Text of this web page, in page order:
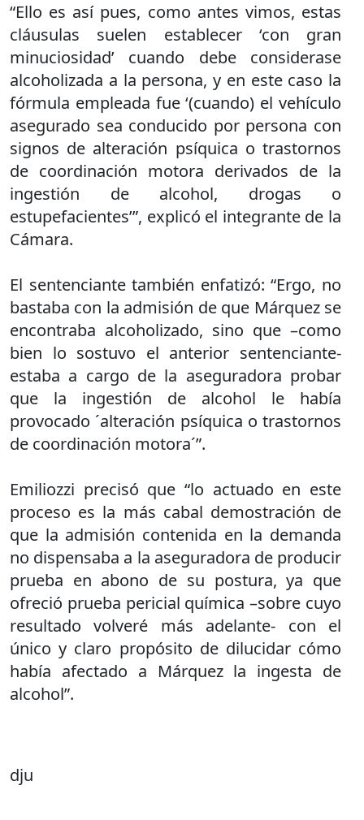
“Ello es así pues, como antes vimos, estas
cláusulas suelen establecer ‘con gran
minuciosidad’ cuando debe considerase
alcoholizada a la persona, y en este caso la
fórmula empleada fue ‘(cuando) el vehículo
asegurado sea conducido por persona con
signos de alteración psíquica o trastornos
de coordinación motora derivados de la
ingestión de alcohol, drogas o
estupefacientes’”, explicó el integrante de la
Cámara.
El sentenciante también enfatizó: “Ergo, no
bastaba con la admisión de que Márquez se
encontraba alcoholizado, sino que –como
bien lo sostuvo el anterior sentenciante-
estaba a cargo de la aseguradora probar
que la ingestión de alcohol le había
provocado ´alteración psíquica o trastornos
de coordinación motora´”.
Emiliozzi precisó que “lo actuado en este
proceso es la más cabal demostración de
que la admisión contenida en la demanda
no dispensaba a la aseguradora de producir
prueba en abono de su postura, ya que
ofreció prueba pericial química –sobre cuyo
resultado volveré más adelante- con el
único y claro propósito de dilucidar cómo
había afectado a Márquez la ingesta de
alcohol”.
dju